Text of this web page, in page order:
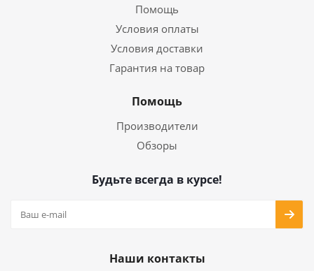
Помощь
Условия оплаты
Условия доставки
Гарантия на товар
Помощь
Производители
Обзоры
Будьте всегда в курсе!
Наши контакты